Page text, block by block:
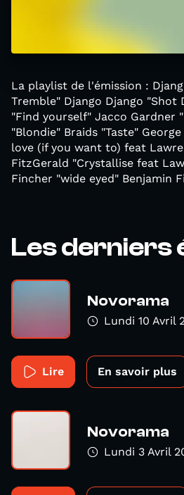
La playlist de l'émission :
Tremble" Django Django "Shot
"Find yourself" Jacco Gardner
"Blondie" Braids "Taste"
love (if you want to) feat
FitzGerald "Crystallise feat
Fincher "wide eyed" Benjamin
Les derniers
Novorama
Lundi 10 Avril
Lire En savoir plus
Novorama
Lundi 3 Avril